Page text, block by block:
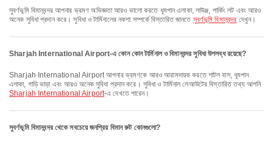
সুবর্ণভূমি বিমানবন্দর আপনার ভ্রমণ অভিজ্ঞতা আরও ভালো করতে ধূমপান এলাকা, লাউঞ্জ, পার্কিং লট এবং আরও
অনেক সুবিধা প্রদান করে। সুবিধা ও টার্মিনালের নকশা সম্পর্কে বিস্তারিত জানতে সুবর্ণভূমি বিমানবন্দর দেখুন।
Sharjah International Airport-এ কোন কোন টার্মিনাল ও বিমানবন্দর সুবিধা উপলব্ধ রয়েছে?
Sharjah International Airport আপনার ভ্রমণকে আরও আরামদায়ক করতে শাটল বাস, ধূমপান
এলাকা, গাড়ি ভাড়া এবং আরও অনেক সুবিধা প্রদান করে। সুবিধা ও টার্মিনাল লেআউটের বিস্তারিত তথ্য আপনি
Sharjah International Airport-এ দেখতে পারেন।
সুবর্ণভূমি বিমানবন্দর থেকে সবচেয়ে জনপ্রিয় বিমান রুট কোনগুলো?